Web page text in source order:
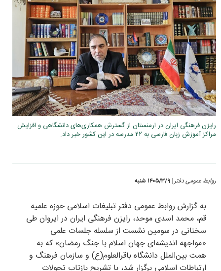
رایزن فرهنگی ایران در ارمنستان از گسترش همکاری‌های دانشگاهی و افزایش
مراکز آموزش زبان فارسی به ۲۲ مدرسه در این کشور خبر داد.
روابط عمومی دفتر | ۱۴۰۵/۳/۹ شنبه
به گزارش روابط عمومی دفتر تبلیغات اسلامی حوزه علمیه
قم، محمد اسدی موحد، رایزن فرهنگی ایران در ایروان طی
سخنانی در سومین نشست از سلسله جلسات علمی
«مواجهه اندیشه‌ای جهان اسلام با جنگ رمضان» که به
همت بین‌الملل دانشگاه باقرالعلوم(ع) و سازمان فرهنگ و
ارتباطات اسلامی برگزار شد، با تشریح بازتاب تحولات